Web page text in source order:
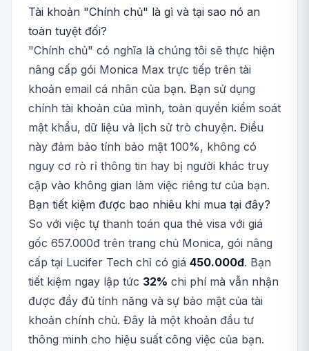
Tài khoản "Chính chủ" là gì và tại sao nó an
toàn tuyệt đối?
"Chính chủ" có nghĩa là chúng tôi sẽ thực hiện
nâng cấp gói Monica Max trực tiếp trên tài
khoản email cá nhân của bạn. Bạn sử dụng
chính tài khoản của mình, toàn quyền kiểm soát
mật khẩu, dữ liệu và lịch sử trò chuyện. Điều
này đảm bảo tính bảo mật 100%, không có
nguy cơ rò rỉ thông tin hay bị người khác truy
cập vào không gian làm việc riêng tư của bạn.
Bạn tiết kiệm được bao nhiêu khi mua tại đây?
So với việc tự thanh toán qua thẻ visa với giá
gốc 657.000đ trên trang chủ Monica, gói nâng
cấp tại Lucifer Tech chỉ có giá 450.000đ. Bạn
tiết kiệm ngay lập tức 32% chi phí mà vẫn nhận
được đầy đủ tính năng và sự bảo mật của tài
khoản chính chủ. Đây là một khoản đầu tư
thông minh cho hiệu suất công việc của bạn.